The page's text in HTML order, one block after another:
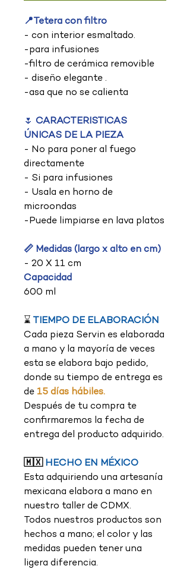
📍Tetera con filtro
- con interior esmaltado.
-para infusiones
-filtro de cerámica removible
- diseño elegante .
-asa que no se calienta
🌷 CARACTERISTICAS
ÚNICAS DE LA PIEZA
- No para poner al fuego
directamente
- Si para infusiones
- Usala en horno de
microondas
-Puede limpiarse en lava platos
📏 Medidas (largo x alto en cm)
- 20 X 11 cm
Capacidad
600 ml
⌛ TIEMPO DE ELABORACIÓN
Cada pieza Servin es elaborada
a mano y la mayoría de veces
esta se elabora bajo pedido,
donde su tiempo de entrega es
de 15 días hábiles.
Después de tu compra te
confirmaremos la fecha de
entrega del producto adquirido.
🇲🇽 HECHO EN MÉXICO
Esta adquiriendo una artesanía
mexicana elabora a mano en
nuestro taller de CDMX.
Todos nuestros productos son
hechos a mano; el color y las
medidas pueden tener una
ligera diferencia.